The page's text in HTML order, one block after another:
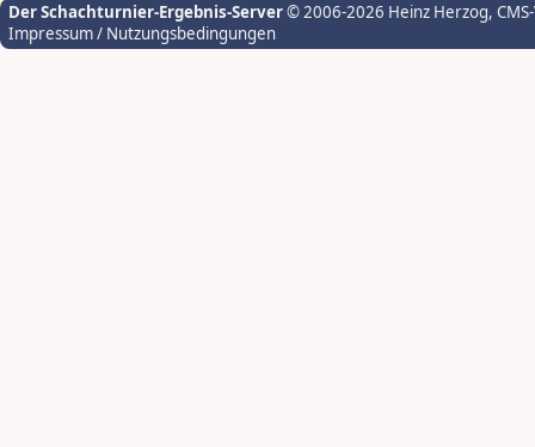
Der Schachturnier-Ergebnis-Server© 2006-2026 Heinz Herzog,
Impressum / Nutzungsbedingungen